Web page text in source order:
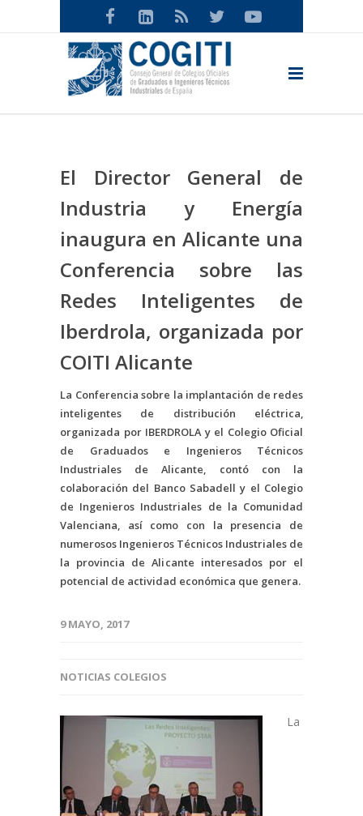
El Director General de
Industria y Energía
inaugura en Alicante una
Conferencia sobre las
Redes Inteligentes de
Iberdrola, organizada por
COITI Alicante
La Conferencia sobre la implantación de redes
inteligentes de distribución eléctrica,
organizada por IBERDROLA y el Colegio Oficial
de Graduados e Ingenieros Técnicos
Industriales de Alicante, contó con la
colaboración del Banco Sabadell y el Colegio
de Ingenieros Industriales de la Comunidad
Valenciana, así como con la presencia de
numerosos Ingenieros Técnicos Industriales de
la provincia de Alicante interesados por el
potencial de actividad económica que genera.
9 MAYO, 2017
NOTICIAS COLEGIOS
La